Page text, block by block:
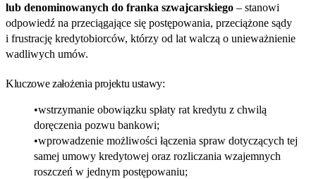
lub denominowanych do franka szwajcarskiego – stanowi
odpowiedź na przeciągające się postępowania, przeciążone sądy
i frustrację kredytobiorców, którzy od lat walczą o unieważnienie
wadliwych umów.
Kluczowe założenia projektu ustawy:
wstrzymanie obowiązku spłaty rat kredytu z chwilą
doręczenia pozwu bankowi;
wprowadzenie możliwości łączenia spraw dotyczących tej
samej umowy kredytowej oraz rozliczania wzajemnych
roszczeń w jednym postępowaniu;